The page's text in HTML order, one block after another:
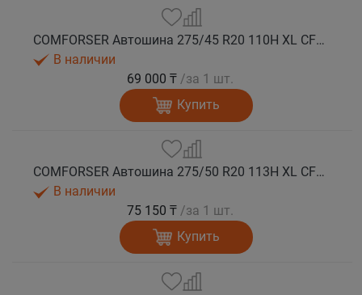
COMFORSER Автошина 275/45 R20 110H XL CF1100 RWL лето
В наличии
69 000 ₸ /за 1 шт.
Купить
COMFORSER Автошина 275/50 R20 113H XL CF1100 RWL лето
В наличии
75 150 ₸ /за 1 шт.
Купить